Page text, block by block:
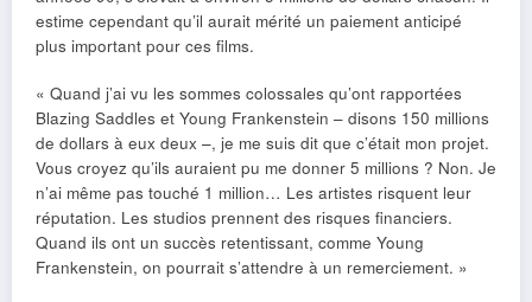
estime cependant qu’il aurait mérité un paiement anticipé
plus important pour ces films.
« Quand j’ai vu les sommes colossales qu’ont rapportées
Blazing Saddles et Young Frankenstein – disons 150 millions
de dollars à eux deux –, je me suis dit que c’était mon projet.
Vous croyez qu’ils auraient pu me donner 5 millions ? Non. Je
n’ai même pas touché 1 million… Les artistes risquent leur
réputation. Les studios prennent des risques financiers.
Quand ils ont un succès retentissant, comme Young
Frankenstein, on pourrait s’attendre à un remerciement. »